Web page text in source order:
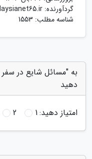
گردآورنده:
شناسه مطلب: 1553
به "مسائل شایع در سفر
دهید
امتیاز دهید:1
2